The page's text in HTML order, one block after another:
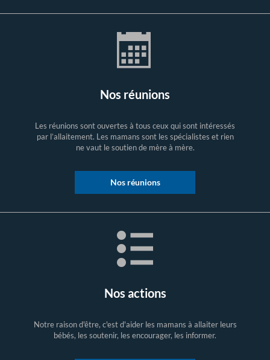
Nos réunions
Les réunions sont ouvertes à tous ceux qui sont intéressés
par l’allaitement. Les mamans sont les spécialistes et rien
ne vaut le soutien de mère à mère.
Nos réunions
Nos actions
Notre raison d'être, c'est d'aider les mamans à allaiter leurs
bébés, les soutenir, les encourager, les informer.